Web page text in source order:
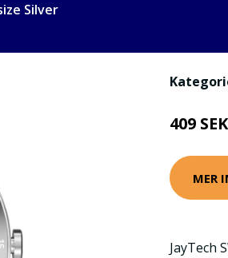
Silver
409 SEK
MER
JayTech